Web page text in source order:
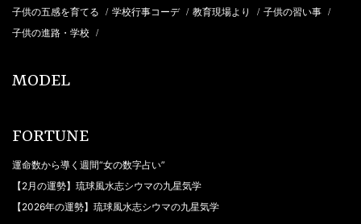
子供の五感を育てる / 学校行事コーデ / 教育現場より / 子供の習い事 /
子供の進路・学校 /
MODEL
FORTUNE
運命数から導く週間“女の数字占い”
【2月の運勢】琉球風水志シウマの九星気学
【2026年の運勢】琉球風水志シウマの九星気学